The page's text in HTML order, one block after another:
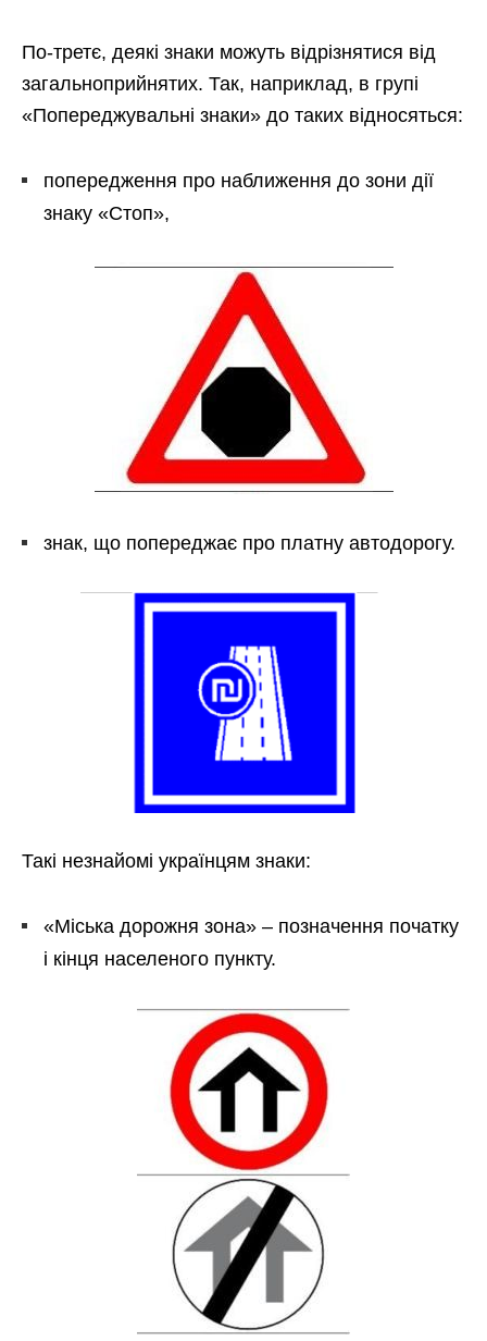
По-третє, деякі знаки можуть відрізнятися від
загальноприйнятих. Так, наприклад, в групі
«Попереджувальні знаки» до таких відносяться:
попередження про наближення до зони дії
знаку «Стоп»,
знак, що попереджає про платну автодорогу.
Такі незнайомі українцям знаки:
«Міська дорожня зона» – позначення початку
і кінця населеного пункту.